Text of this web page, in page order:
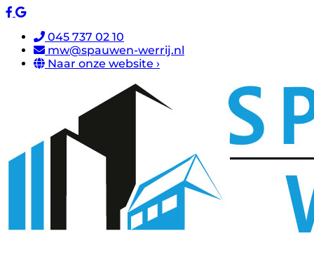
045 737 02 10
mw@spauwen-werrij.nl
Naar onze website ›